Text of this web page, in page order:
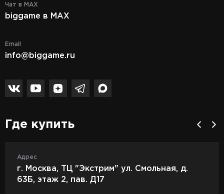
Чат в MAX
biggame в MAX
Email
info@biggame.ru
Где купить
Адрес
г. Москва, ТЦ "Экстрим" ул. Смольная, д.
63Б, этаж 2, пав. Д17